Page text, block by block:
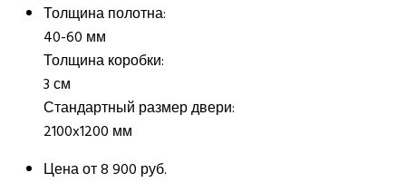
Толщина полотна:
40-60 мм
Толщина коробки:
3 см
Стандартный размер двери:
2100x1200 мм
Цена от8 900 руб.